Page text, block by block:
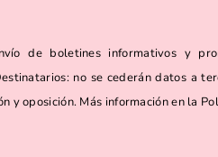
de boletines informativos y
no se cederán datos a
y oposición. Más información en la